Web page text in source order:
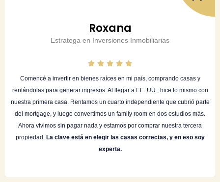
Roxana
Estratega en Inversiones Inmobiliarias
Comencé a invertir en bienes raíces en mi país, comprando casas y
rentándolas para generar ingresos. Al llegar a EE. UU., hice lo mismo con
nuestra primera casa. Rentamos un cuarto independiente que cubrió parte
del mortgage, y luego convertimos un family room en dos estudios más.
Ahora vivimos sin pagar nada y estamos por comprar nuestra tercera
propiedad. La clave está en elegir las casas correctas, y en eso soy
experta.